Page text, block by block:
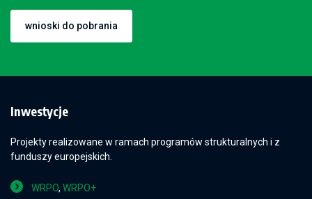
wnioski do pobrania
Inwestycje
Projekty realizowane w ramach programów strukturalnych i z
funduszy europejskich.
WRPO, WRPO+